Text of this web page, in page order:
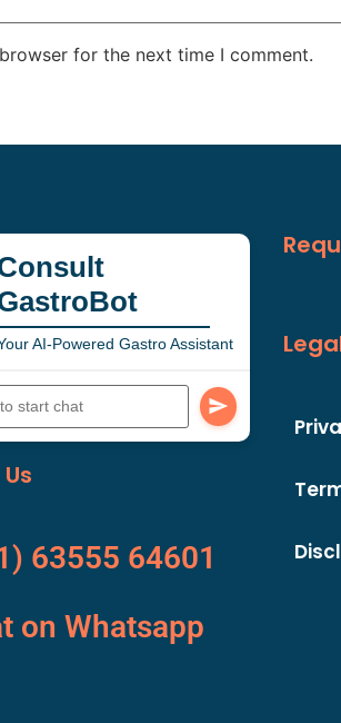
for the next time I comment.
AI-Powered Gastro Assistant
63555 64601
on Whatsapp